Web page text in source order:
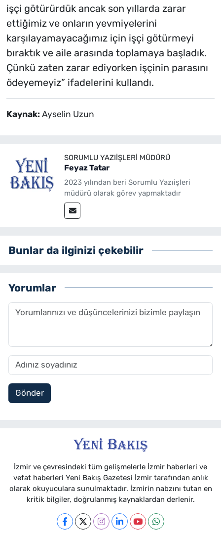
işçi götürürdük ancak son yıllarda zarar
ettiğimiz ve onların yevmiyelerini
karşılayamayacağımız için işçi götürmeyi
bıraktık ve aile arasında toplamaya başladık.
Çünkü zaten zarar ediyorken işçinin parasını
ödeyemeyiz” ifadelerini kullandı.
Kaynak: Ayselin Uzun
SORUMLU YAZIIŞLERI MÜDÜRÜ
Feyaz Tatar
2023 yılından beri Sorumlu Yazıişleri
müdürü olarak görev yapmaktadır
Bunlar da ilginizi çekebilir
Yorumlar
Gönder
İzmir ve çevresindeki tüm gelişmelerle İzmir haberleri ve
vefat haberleri Yeni Bakış Gazetesi İzmir tarafından anlık
olarak okuyuculara sunulmaktadır. İzmirin nabzını tutan en
kritik bilgiler, doğrulanmış kaynaklardan derlenir.